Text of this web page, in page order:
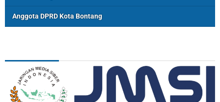
Anggota DPRD Kota Bontang